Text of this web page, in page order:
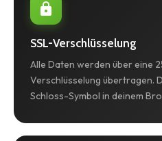
SSL-Verschlüsselung
Alle Daten werden über eine
Verschlüsselung übertragen.
Schloss-Symbol in deinem